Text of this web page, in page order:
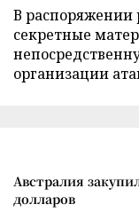
В распоряжении
секретные
организации
Австралия
долларов